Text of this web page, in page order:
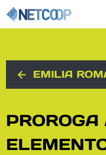
Navigazione
EMILIA
PROROGA